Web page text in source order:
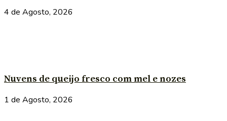
4 de Agosto, 2026
Nuvens de queijo fresco com mel e nozes
1 de Agosto, 2026